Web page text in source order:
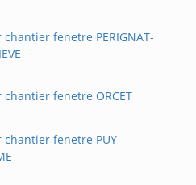
chantier fenetre PERIGNAT-
chantier fenetre ORCET
chantier fenetre PUY-